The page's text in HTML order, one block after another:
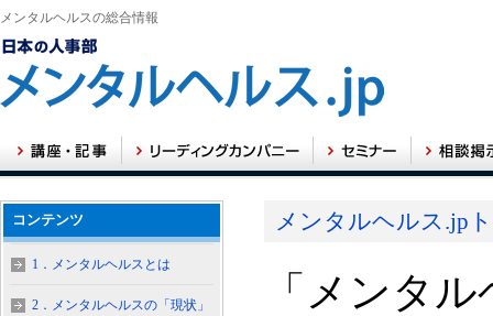
メンタルヘルスの総合情報
メンタルヘルス.jp
「メンタ
コンテンツ
1．メンタルヘルスとは
2．メンタルヘルスの「現状」